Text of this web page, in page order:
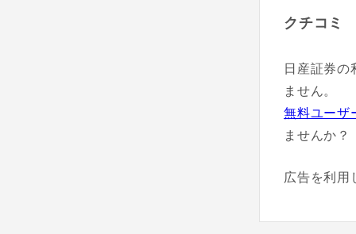
クチコミ
日産証券の
ません。
無料ユーザ
ませんか？
広告を利用